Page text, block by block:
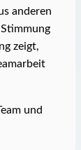
anderen
zeigt,
und